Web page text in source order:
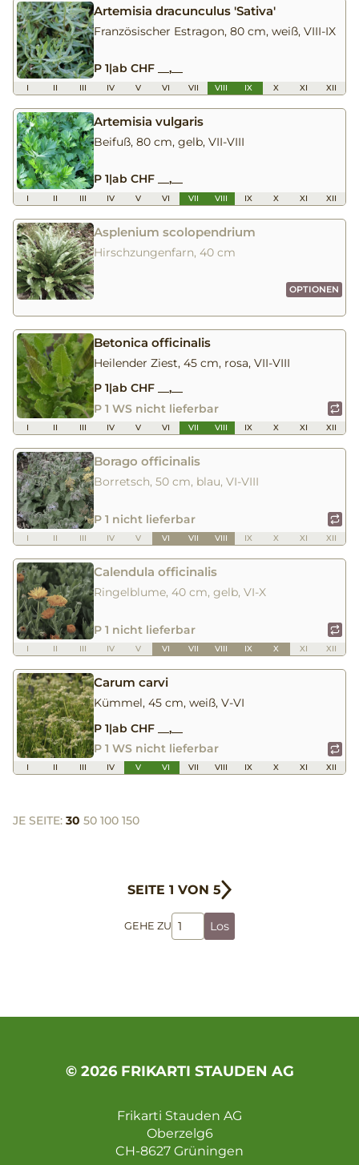
Artemisia dracunculus 'Sativa'
Französischer Estragon, 80 cm, weiß, VIII-IX
P 1|ab CHF __,__
I II III IV V VI VII VIII IX X XI XII
Artemisia vulgaris
Beifuß, 80 cm, gelb, VII-VIII
P 1|ab CHF __,__
I II III IV V VI VII VIII IX X XI XII
Asplenium scolopendrium
Hirschzungenfarn, 40 cm
OPTIONEN
Betonica officinalis
Heilender Ziest, 45 cm, rosa, VII-VIII
P 1|ab CHF __,__
P 1 WS nicht lieferbar
I II III IV V VI VII VIII IX X XI XII
Borago officinalis
Borretsch, 50 cm, blau, VI-VIII
P 1 nicht lieferbar
I II III IV V VI VII VIII IX X XI XII
Calendula officinalis
Ringelblume, 40 cm, gelb, VI-X
P 1 nicht lieferbar
I II III IV V VI VII VIII IX X XI XII
Carum carvi
Kümmel, 45 cm, weiß, V-VI
P 1|ab CHF __,__
P 1 WS nicht lieferbar
I II III IV V VI VII VIII IX X XI XII
JE SEITE: 30 50 100 150
SEITE 1 VON 5
GEHE ZU Los
© 2026 FRIKARTI STAUDEN AG
Frikarti Stauden AG
Oberzelg6
CH-8627 Grüningen